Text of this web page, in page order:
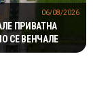
ПРИВАТНА
СЕ ВЕНЧАЛЕ
06/08/2026